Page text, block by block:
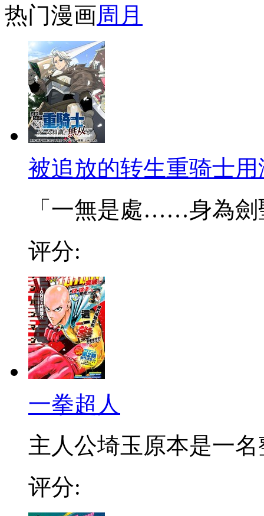
热门漫画周 月
被追放的转生重骑士
「一無是處……身為劍
评分:
一拳超人
主人公埼玉原本是一名
评分: